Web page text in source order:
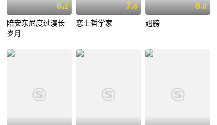
6.2
陪安东尼度过漫长
岁月
7.6
恋上哲学家
8.8
翅膀